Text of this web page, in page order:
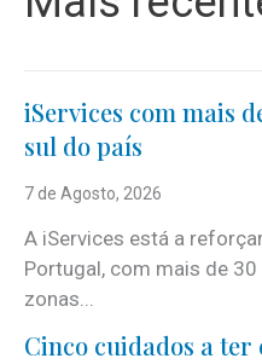
iServices com mais
sul do país
7 de Agosto, 2026
A iServices está a
Portugal, com mais de
zonas...
Cinco cuidados a ter